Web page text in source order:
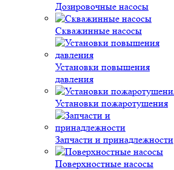
Дозировочные насосы
Скважинные насосы
Установки повышения
давления
Установки пожаротушения
Запчасти и принадлежности
Поверхностные насосы